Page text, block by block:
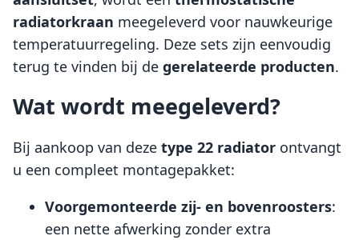
radiatorkraan meegeleverd voor nauwkeurige
temperatuurregeling. Deze sets zijn eenvoudig
terug te vinden bij de gerelateerde producten.
Wat wordt meegeleverd?
Bij aankoop van deze type 22 radiator ontvangt
u een compleet montagepakket:
Voorgemonteerde zij- en bovenroosters:
een nette afwerking zonder extra